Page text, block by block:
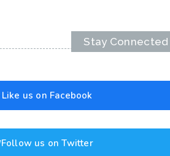
Stay Connected
Like us on Facebook
Follow us on Twitter